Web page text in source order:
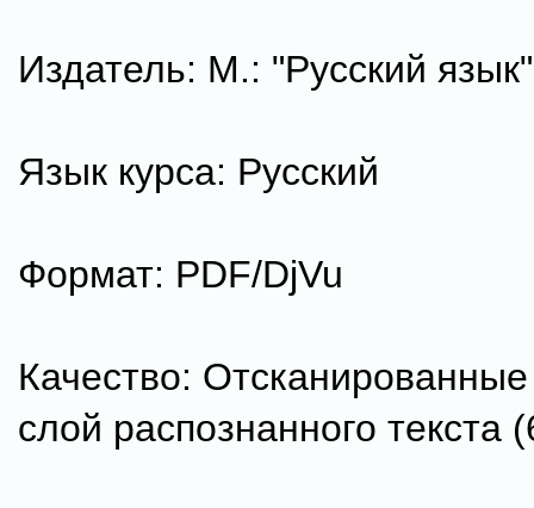
Издатель: М.: "Русский язык"
Язык курса: Русский
Формат: PDF/DjVu
Качество:
слой распознанного текста